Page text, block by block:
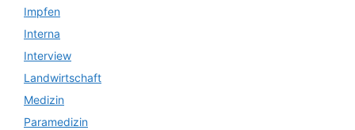
Impfen
Interna
Interview
Landwirtschaft
Medizin
Paramedizin